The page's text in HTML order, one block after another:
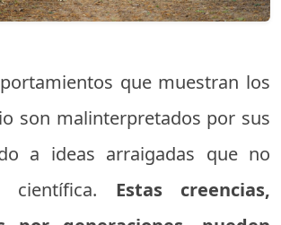
que muestran los
son malinterpretados por sus
a ideas arraigadas que no
científica. Estas creencias,